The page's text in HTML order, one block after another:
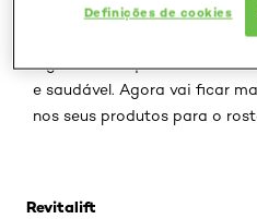
Para ajudar a desvendar
ativos mais famosos,
e saudável. Agora vai ficar
nos seus produtos para o
Revitalift
Definições de cookies